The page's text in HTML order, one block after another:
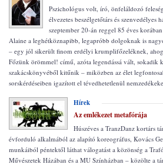
Pszichológus volt, író, önfeláldozó
élvezetes beszélgetőtárs és szenvedélyes
szeptember 20-án reggel 85 éves
Alaine a leghétköznapibb, legapróbb dolgoknak is
– egy jól sikerült finom erdélyi krumplifőzeléknek,
Főzünk örömmel! című, azóta legendássá vált, sokadik
szakácskönyvéből kitűnik – miközben az élet
sorskérdéseiben igazított el tévedhetetlenül
Hírek
Az emlékezet metafórája
Húszéves a TranzDanz kortárs
évforduló alkalmából az alapító koreográfus, Kovács
munkáiból péntektől láthat válogatást a közönség a
Művészetek Házában és a MU Színházban – közölte a